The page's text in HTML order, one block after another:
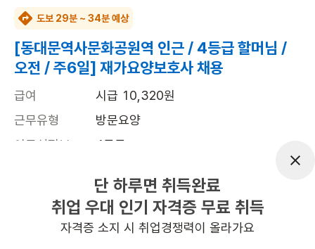
도보 29분 ~ 34분 예상
[동대문역사문화공원역 인근 / 4등급 할머님 /
오전 / 주6일] 재가요양보호사 채용
급여
시급 10,320원
근무유형
방문요양
어르신정보
4등급
평일 : (근무시간) (오전) 9시 30분 ~ (오
후) 12시 30분, 주 6일 근무
단 하루면 취득완료
취업 우대 인기 자격증 무료 취득
자격증 소지 시 취업경쟁력이 올라가요